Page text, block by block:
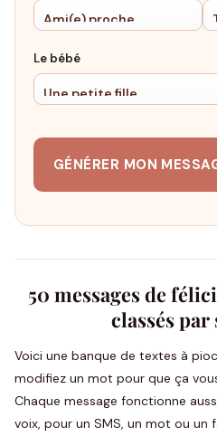
Le bébé
GÉNÉRER MON
50 messages de
classés
Voici une banque de textes à
modifiez un mot pour que ça
Chaque message fonctionne
voix, pour un SMS, un mot ou